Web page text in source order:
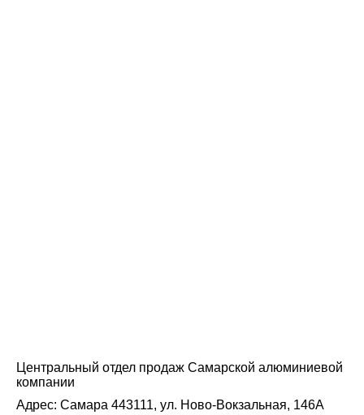
Центральный отдел продаж Самарской алюминиевой
компании
Адрес: Самара 443111, ул. Ново-Вокзальная, 146А